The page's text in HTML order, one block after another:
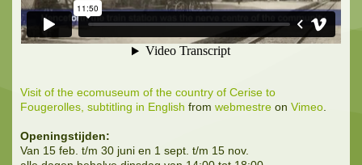
Visit of the ecomuseum of the country of Cerise to
Fougerolles, subtitling in English from webmestre on Vimeo.
Openingstijden:
Van 15 feb. t/m 30 juni en 1 sept. t/m 15 nov.